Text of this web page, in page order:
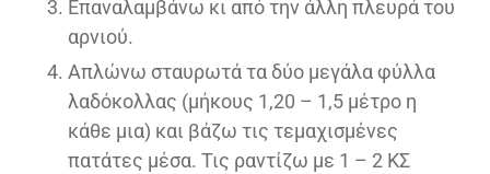
Επαναλαμβάνω κι από την άλλη πλευρά του
αρνιού.
Απλώνω σταυρωτά τα δύο μεγάλα φύλλα
λαδόκολλας (μήκους 1,20 – 1,5 μέτρο η
κάθε μια) και βάζω τις τεμαχισμένες
πατάτες μέσα. Τις ραντίζω με 1 – 2 ΚΣ